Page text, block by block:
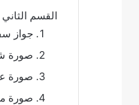
القسم
جواز
صورة شخصية
صورة
صورة